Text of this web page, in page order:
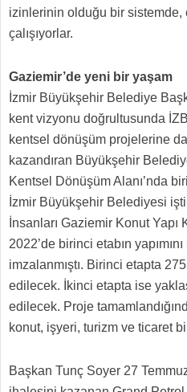
izinlerinin olduğu bir
çalışıyorlar.
Gaziemir’de yeni bir yaşam
İzmir Büyükşehir Belediye
kent vizyonu doğrultusunda
kentsel dönüşüm projelerine
kazandıran Büyükşehir
Kentsel Dönüşüm Alanı’nda
İzmir Büyükşehir Belediyesi
İnsanları Gaziemir Konut
2022’de birinci etabın
imzalanmıştı. Birinci etapta
edilecek. İkinci etapta ise
edilecek. Proje
konut, işyeri, turizm ve ticaret
Başkan Tunç Soyer 27